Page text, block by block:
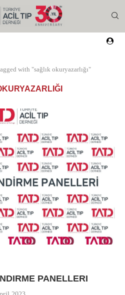
with "sağlık okuryazarlığı"
PANELLERI